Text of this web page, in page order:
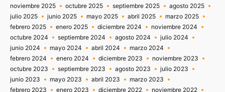
noviembre 2025
octubre 2025 septiembre 2025
agosto 2025
julio 2025
junio 2025 mayo 2025 abril 2025
marzo 2025
febrero 2025
enero 2025 diciembre 2024
noviembre 2024
octubre 2024
septiembre 2024 agosto 2024
julio 2024
junio 2024
mayo 2024 abril 2024
marzo 2024
febrero 2024
enero 2024 diciembre 2023
noviembre 2023
octubre 2023
septiembre 2023 agosto 2023
julio 2023
junio 2023
mayo 2023 abril 2023
marzo 2023
febrero 2023
enero 2023 diciembre 2022
noviembre 2022